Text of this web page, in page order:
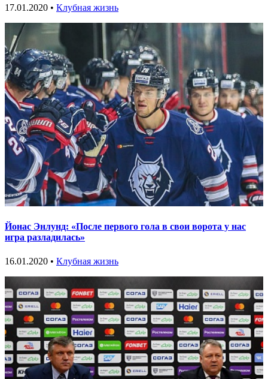
17.01.2020 • Клубная жизнь
Йонас Энлунд: «После первого гола в свои ворота у нас
игра разладилась»
16.01.2020 • Клубная жизнь